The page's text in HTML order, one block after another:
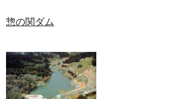
惣の関ダム